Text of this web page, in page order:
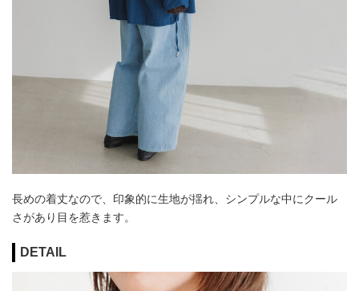
長めの着丈なので、印象的に生地が揺れ、シンプルな中にクール
さがあり目を惹きます。
DETAIL